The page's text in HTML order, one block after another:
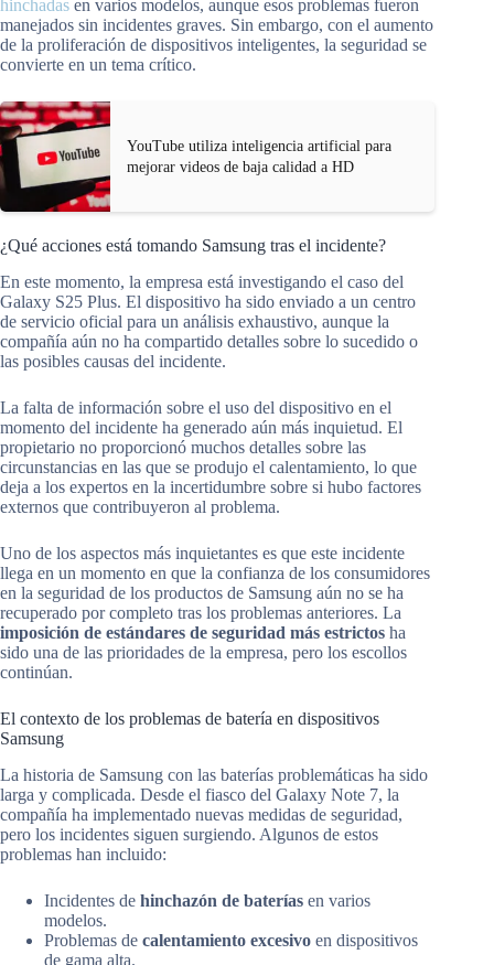
hinchadas en varios modelos, aunque esos problemas fueron
manejados sin incidentes graves. Sin embargo, con el aumento
de la proliferación de dispositivos inteligentes, la seguridad se
convierte en un tema crítico.
YouTube utiliza inteligencia artificial para
mejorar videos de baja calidad a HD
¿Qué acciones está tomando Samsung tras el incidente?
En este momento, la empresa está investigando el caso del
Galaxy S25 Plus. El dispositivo ha sido enviado a un centro
de servicio oficial para un análisis exhaustivo, aunque la
compañía aún no ha compartido detalles sobre lo sucedido o
las posibles causas del incidente.
La falta de información sobre el uso del dispositivo en el
momento del incidente ha generado aún más inquietud. El
propietario no proporcionó muchos detalles sobre las
circunstancias en las que se produjo el calentamiento, lo que
deja a los expertos en la incertidumbre sobre si hubo factores
externos que contribuyeron al problema.
Uno de los aspectos más inquietantes es que este incidente
llega en un momento en que la confianza de los consumidores
en la seguridad de los productos de Samsung aún no se ha
recuperado por completo tras los problemas anteriores. La
imposición de estándares de seguridad más estrictos ha
sido una de las prioridades de la empresa, pero los escollos
continúan.
El contexto de los problemas de batería en dispositivos
Samsung
La historia de Samsung con las baterías problemáticas ha sido
larga y complicada. Desde el fiasco del Galaxy Note 7, la
compañía ha implementado nuevas medidas de seguridad,
pero los incidentes siguen surgiendo. Algunos de estos
problemas han incluido:
Incidentes de hinchazón de baterías en varios
modelos.
Problemas de calentamiento excesivo en dispositivos
de gama alta.